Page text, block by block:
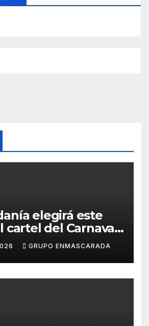
elegirá este
cartel del Carnaval
de Gran
en una gala
por Televisión
GRUPO ENMASCARADA